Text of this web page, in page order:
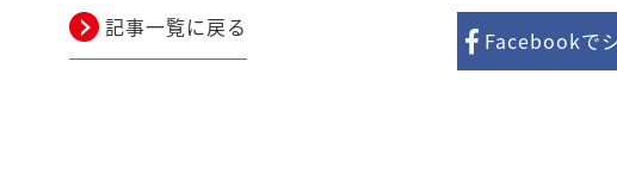
記事一覧に戻る Facebookで